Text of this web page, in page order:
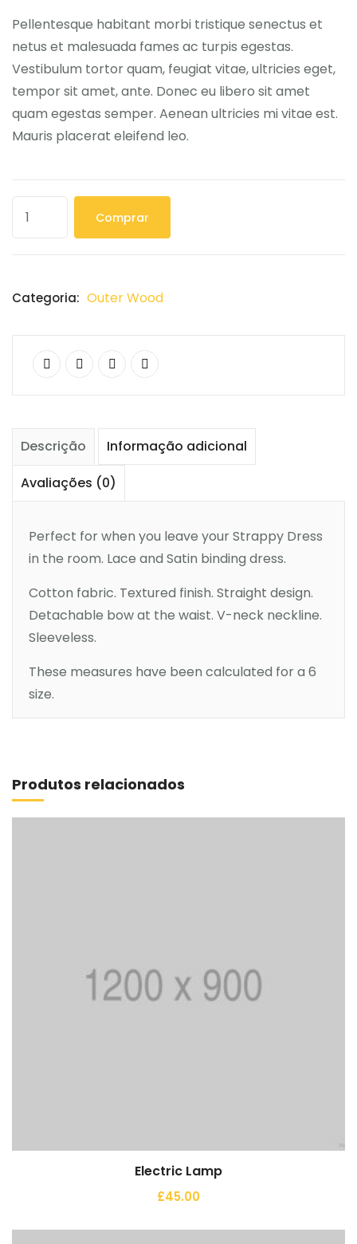
Pellentesque habitant morbi tristique senectus et
netus et malesuada fames ac turpis egestas.
Vestibulum tortor quam, feugiat vitae, ultricies eget,
tempor sit amet, ante. Donec eu libero sit amet
quam egestas semper. Aenean ultricies mi vitae est.
Mauris placerat eleifend leo.
Comprar
Categoria: Outer Wood
Descrição
Informação adicional
Avaliações (0)
Perfect for when you leave your Strappy Dress
in the room. Lace and Satin binding dress.
Cotton fabric. Textured finish. Straight design.
Detachable bow at the waist. V-neck neckline.
Sleeveless.
These measures have been calculated for a 6
size.
Produtos relacionados
Electric Lamp
£45.00
Comprar